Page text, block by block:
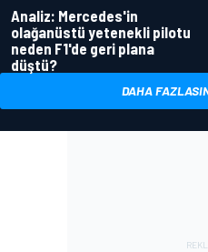
Analiz: Mercedes'in
olağanüstü yetenekli pilotu
neden F1'de geri plana
düştü?
DAHA